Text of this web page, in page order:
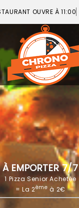
OUVRE À 11:00
À EMPORTER 7/7
1 Pizza Senior Achetée
= La 2ème à 2€